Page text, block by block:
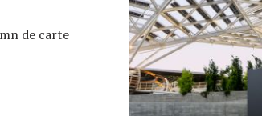
de carte